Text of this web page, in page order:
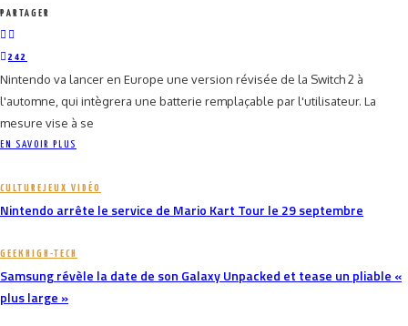
PARTAGER
242
Nintendo va lancer en Europe une version révisée de la Switch 2 à
l'automne, qui intègrera une batterie remplaçable par l'utilisateur. La
mesure vise à se
EN SAVOIR PLUS
CULTUREJEUX VIDÉO
Nintendo arrête le service de Mario Kart Tour le 29 septembre
GEEK HIGH-TECH
Samsung révèle la date de son Galaxy Unpacked et tease un pliable «
plus large »